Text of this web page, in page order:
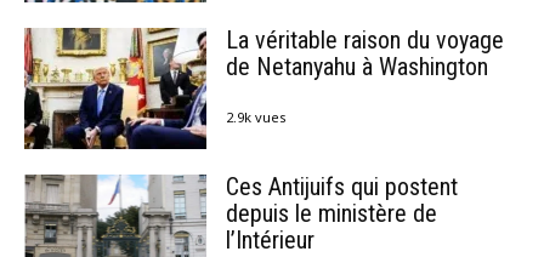
La véritable raison du voyage
de Netanyahu à Washington
2.9k vues
Ces Antijuifs qui postent
depuis le ministère de
l’Intérieur